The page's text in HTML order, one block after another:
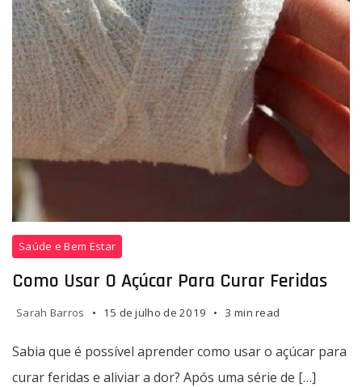
casa
ou
seu
ambiente
de
trabalho
limpos.
Mesas,
gavetas,
poeira
Sabia
que
é
aprender
usar
o
Saúde e Bem Estar
Como Usar O Açúcar Para Curar Feridas
Sarah Barros 15 de julho de 2019 3 min read
Sabia que é possível aprender como usar o açúcar para
curar feridas e aliviar a dor? Após uma série de […]